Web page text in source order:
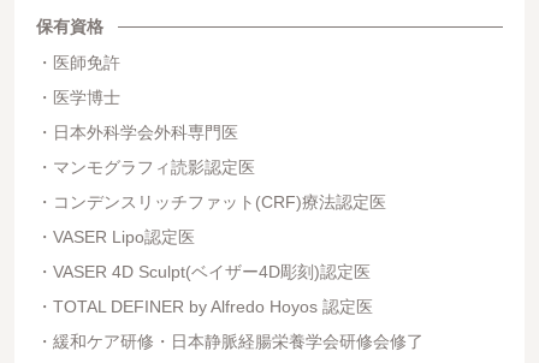
保有資格
医師免許
医学博士
日本外科学会外科専門医
マンモグラフィ読影認定医
コンデンスリッチファット(CRF)療法認定医
VASER Lipo認定医
VASER 4D Sculpt(ベイザー4D彫刻)認定医
TOTAL DEFINER by Alfredo Hoyos 認定医
緩和ケア研修・日本静脈経腸栄養学会研修会修了